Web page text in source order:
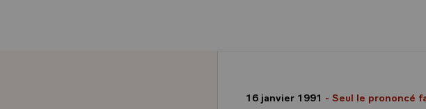
16 janvier 1991 - Seul le prononcé